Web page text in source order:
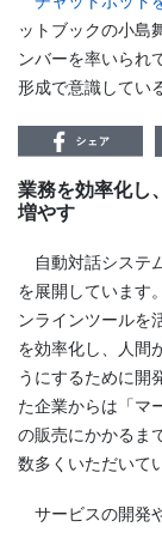
ットブックの小島
ンバーを率いられ
形成で意識してい
業務を効率化し
増やす
自動対話システ
を展開しています
ンラインツールを
を効率化し、人間
うにするために開
た企業からは「マ
の販売にかかるま
数多くいただいて
サービスの開発